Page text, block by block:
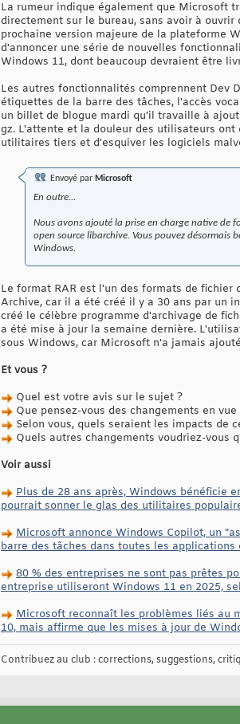
La rumeur indique également que Microsoft
directement sur le bureau, sans avoir à
prochaine version majeure de la plateforme
d'annoncer une série de nouvelles
Windows 11, dont beaucoup devraient être
Les autres fonctionnalités comprennent Dev
étiquettes de la barre des tâches, l'accès
un billet de blogue mardi qu'il travaille à
gz. L'attente et la douleur des utilisateurs
utilitaires tiers et d'esquiver les logiciels
Envoyé par Microsoft
En outre...
Nous avons ajouté la prise en charge native de
open source libarchive. Vous pouvez désormais
Windows.
Le format RAR est l'un des formats de fichier
Archive, car il a été créé il y a 30 ans par un
créé le célèbre programme d'archivage de
a été mise à jour la semaine dernière.
sous Windows, car Microsoft n'a jamais
Et vous ?
Quel est votre avis sur le sujet ?
Que pensez-vous des changements en
Selon vous, quels seraient les impacts de
Quels autres changements voudriez-vous
Voir aussi
Plus de 28 ans après, Windows bénéficie
pourrait sonner le glas des utilitaires
Microsoft annonce Windows Copilot, un
barre des tâches dans toutes les applications
80 % des entreprises ne sont pas prêtes
entreprise utiliseront Windows 11 en 2025,
Microsoft reconnaît les problèmes liés au
10, mais affirme que les mises à jour de
Contribuez au club : corrections, suggestions,